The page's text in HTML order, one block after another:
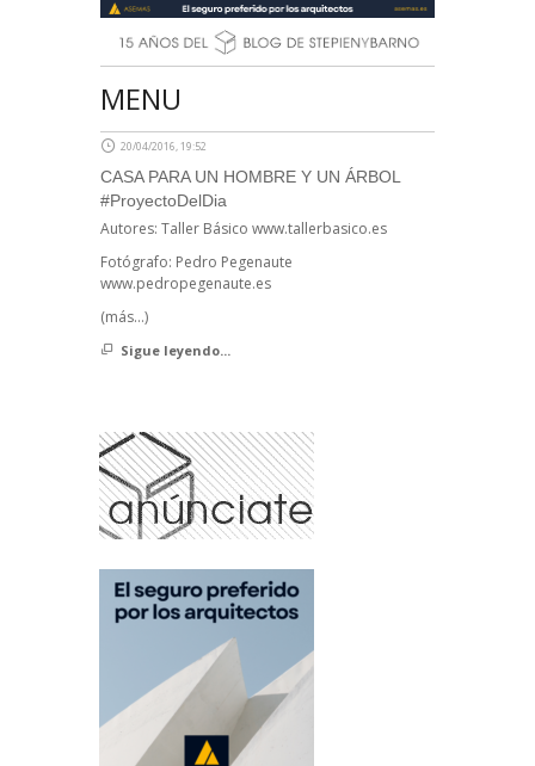
MENU
20/04/2016, 19:52
CASA PARA UN HOMBRE Y UN ÁRBOL
#ProyectoDelDia
Autores: Taller Básico www.tallerbasico.es
Fotógrafo: Pedro Pegenaute
www.pedropegenaute.es
(más…)
Sigue leyendo...